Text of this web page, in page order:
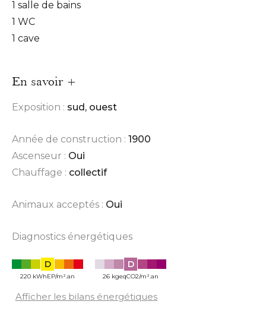
1 salle de bains
1 WC
1 cave
En savoir +
Exposition : sud, ouest
Année de construction : 1900
Ascenseur : Oui
Chauffage : collectif
Animaux acceptés : Oui
Diagnostics énergétiques
D
220 kWhEP/m².an
D
26 kgeqCO2/m².an
Afficher les bilans énergétiques